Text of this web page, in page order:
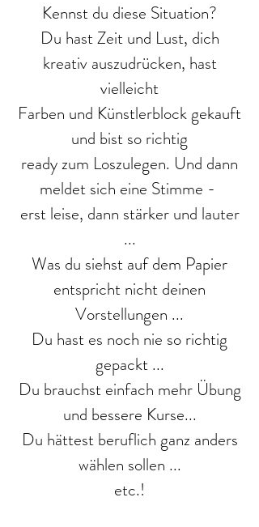
Kennst du diese Situation?
Du hast Zeit und Lust, dich
kreativ auszudrücken, hast
vielleicht
Farben und Künstlerblock gekauft
und bist so richtig
ready zum Loszulegen. Und dann
meldet sich eine Stimme -
erst leise, dann stärker und lauter
...
Was du siehst auf dem Papier
entspricht nicht deinen
Vorstellungen ...
Du hast es noch nie so richtig
gepackt ...
Du brauchst einfach mehr Übung
und bessere Kurse...
Du hättest beruflich ganz anders
wählen sollen ...
etc.!